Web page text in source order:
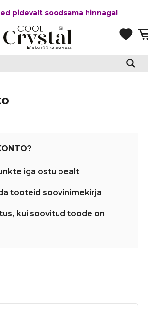
pidevalt soodsama hinnaga!
iga ostu pealt
tooteid soovinimekirja
kui soovitud toode on